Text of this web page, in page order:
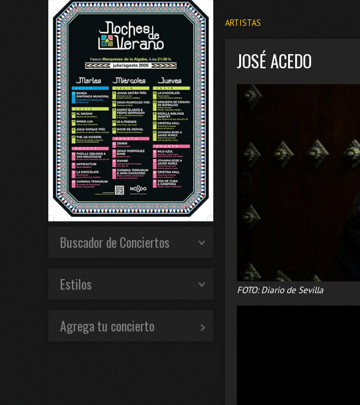
ARTISTAS
JOSÉ ACEDO
FOTO: Diario de Sevilla
Buscador de Conciertos
Estilos
Agrega tu concierto